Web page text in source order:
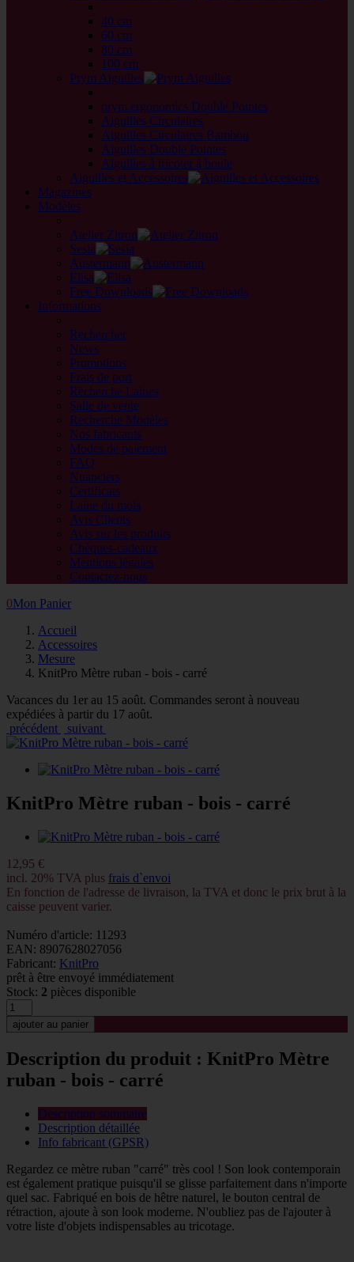
40 cm
60 cm
80 cm
100 cm
Prym Aiguilles
prym.ergonomics Double Pointes
Aiguilles Circulaires
Aiguilles Circulaires Bambou
Aiguilles Double Pointes
Aiguilles à tricoter à boule
Aiguilles et Accessoires
Magazines
Modèles
Atelier Zitron
Sesia
Austermann
Elisa
Free Downloads
Informations
Rechercher
News
Promotions
Frais de port
Recherche Laines
Salle de vente
Recherche Modèles
Nos fabricants
Modes de paiement
FAQ
Nuanciers
Certificats
Laine du mois
Avis Clients
Avis sur les produits
Chèques-cadeaux
Mentions légales
Contactez-nous
0Mon Panier
Accueil
Accessoires
Mesure
KnitPro Mètre ruban - bois - carré
Vacances du 1er au 15 août. Commandes seront à nouveau
expédiées à partir du 17 août.
précédent
suivant
KnitPro Mètre ruban - bois - carré
12,95 €
incl. 20% TVA plus frais d`envoi
En fonction de l'adresse de livraison, la TVA et donc le prix brut à la
caisse peuvent varier.
Numéro d'article: 11293
EAN: 8907628027056
Fabricant: KnitPro
prêt à être envoyé immédiatement
Stock: 2 pièces disponible
Description du produit : KnitPro Mètre
ruban - bois - carré
Description sommaire
Description détaillée
Info fabricant (GPSR)
Regardez ce mètre ruban "carré" très cool ! Son look contemporain
est également pratique puisqu'il se glisse parfaitement dans n'importe
quel sac. Fabriqué en bois de hêtre naturel, le bouton central de
rétraction, ajoute à son look moderne. N'oubliez pas de l'ajouter à
votre liste d'objets indispensables au tricotage.